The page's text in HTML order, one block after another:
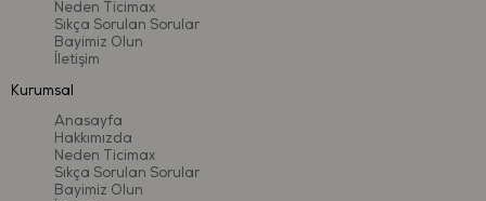
Neden Ticimax
Sıkça Sorulan Sorular
Bayimiz Olun
İletişim
Kurumsal
Anasayfa
Hakkımızda
Neden Ticimax
Sıkça Sorulan Sorular
Bayimiz Olun